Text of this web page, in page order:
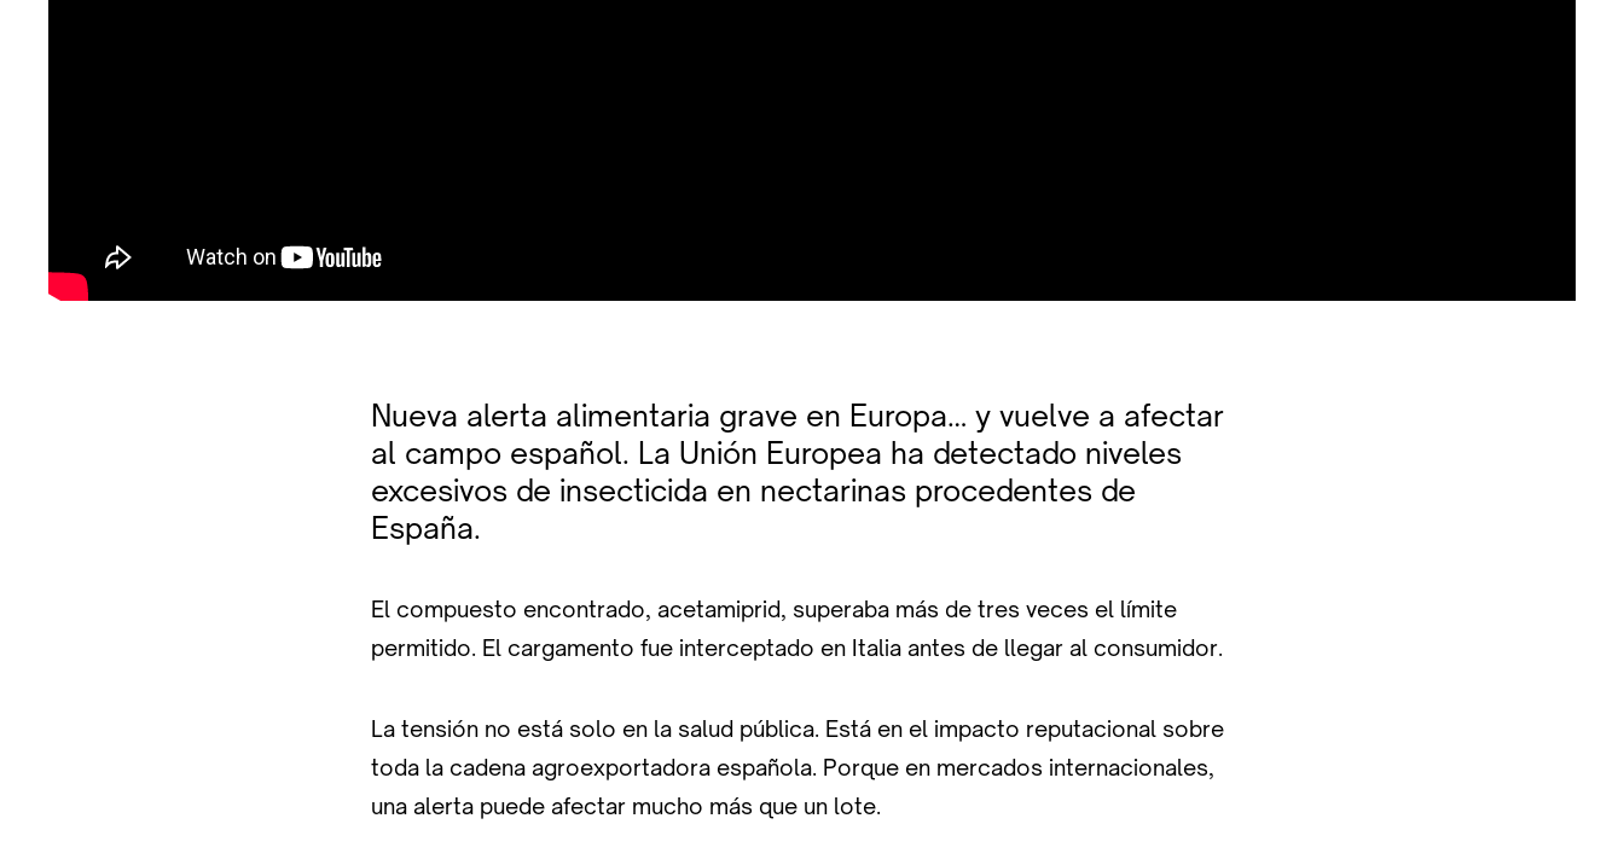
Nueva alerta alimentaria grave en Europa… y vuelve a afectar
al campo español. La Unión Europea ha detectado niveles
excesivos de insecticida en nectarinas procedentes de
España.
El compuesto encontrado, acetamiprid, superaba más de tres veces el límite
permitido. El cargamento fue interceptado en Italia antes de llegar al consumidor.
La tensión no está solo en la salud pública. Está en el impacto reputacional sobre
toda la cadena agroexportadora española. Porque en mercados internacionales,
una alerta puede afectar mucho más que un lote.